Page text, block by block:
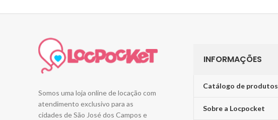
Somos uma loja online de locação com
atendimento exclusivo para as
cidades de São José dos Campos e
INFORMAÇÕES
Catálogo de produtos
Sobre a Locpocket